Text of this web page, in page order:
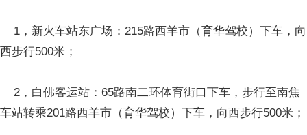
1，新火车站东广场：215路西羊市（育华驾校）下车，向
西步行500米；
2，白佛客运站：65路南二环体育街口下车，步行至南焦
车站转乘201路西羊市（育华驾校）下车，向西步行500米；